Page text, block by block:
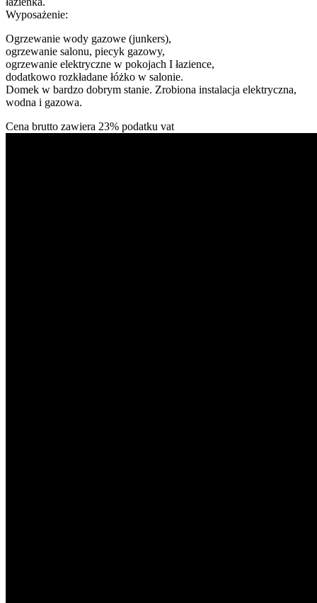
Wyposażenie:
Ogrzewanie wody gazowe (junkers),
ogrzewanie salonu, piecyk gazowy,
ogrzewanie elektryczne w pokojach I łazience,
dodatkowo rozkładane łóżko w salonie.
Domek w bardzo dobrym stanie. Zrobiona instalacja elektryczna,
wodna i gazowa.
Cena brutto zawiera 23% podatku vat